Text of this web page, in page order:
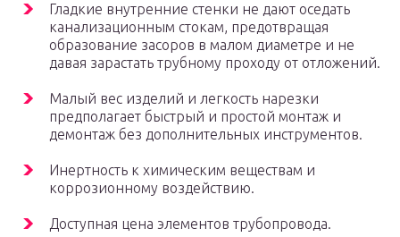
Гладкие внутренние стенки не дают оседать
канализационным стокам, предотвращая
образование засоров в малом диаметре и не
давая зарастать трубному проходу от отложений.
Малый вес изделий и легкость нарезки
предполагает быстрый и простой монтаж и
демонтаж без дополнительных инструментов.
Инертность к химическим веществам и
коррозионному воздействию.
Доступная цена элементов трубопровода.